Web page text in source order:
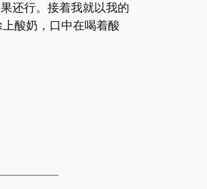
还行。接着我就以我的
酸奶，口中在喝着酸